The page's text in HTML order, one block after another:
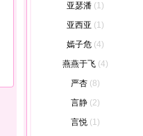
亚瑟潘 (1)
亚西亚 (1)
嫣子危 (4)
燕燕于飞 (4)
严杏 (8)
言静 (2)
言悦 (1)